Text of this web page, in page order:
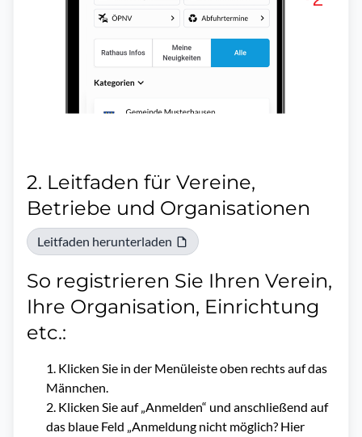
2. Leitfaden für Vereine,
Betriebe und Organisationen
Leitfaden herunterladen
So registrieren Sie Ihren Verein,
Ihre Organisation, Einrichtung
etc.:
Klicken Sie in der Menüleiste oben rechts auf das
Männchen.
Klicken Sie auf „Anmelden“ und anschließend auf
das blaue Feld „Anmeldung nicht möglich? Hier